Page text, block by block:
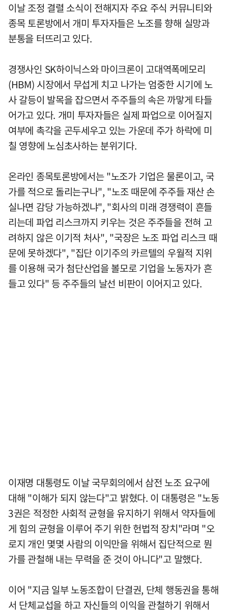
이날 조정 결렬 소식이 전해지자 주요 주식 커뮤니티와
종목 토론방에서 개미 투자자들은 노조를 향해 실망과
분통을 터뜨리고 있다.
경쟁사인 SK하이닉스와 마이크론이 고대역폭메모리
(HBM) 시장에서 무섭게 치고 나가는 엄중한 시기에 노
사 갈등이 발목을 잡으면서 주주들의 속은 까맣게 타들
어가고 있다. 개미 투자자들은 실제 파업으로 이어질지
여부에 촉각을 곤두세우고 있는 가운데 주가 하락에 미
칠 영향에 노심초사하는 분위기다.
온라인 종목토론방에서는 "노조가 기업은 물론이고, 국
가를 적으로 돌리는구나", "노조 때문에 주주들 재산 손
실나면 감당 가능하겠냐", "회사의 미래 경쟁력이 흔들
리는데 파업 리스크까지 키우는 것은 주주들을 전혀 고
려하지 않은 이기적 처사", "국장은 노조 파업 리스크 때
문에 못하겠다", "집단 이기주의 카르텔의 우월적 지위
를 이용해 국가 첨단산업을 볼모로 기업을 노동자가 흔
들고 있다" 등 주주들의 날선 비판이 이어지고 있다.
이재명 대통령도 이날 국무회의에서 삼전 노조 요구에
대해 "이해가 되지 않는다"고 밝혔다. 이 대통령은 "노동
3권은 적정한 사회적 균형을 유지하기 위해서 약자들에
게 힘의 균형을 이루어 주기 위한 헌법적 장치"라며 "오
로지 개인 몇몇 사람의 이익만을 위해서 집단적으로 뭔
가를 관철해 내는 무력을 준 것이 아니다"고 말했다.
이어 "지금 일부 노동조합이 단결권, 단체 행동권을 통해
서 단체교섭을 하고 자신들의 이익을 관철하기 위해서